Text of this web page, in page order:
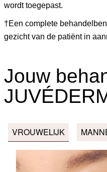
wordt toegepast.
†Een complete
gezicht van de patiënt in
Jouw
VROUWELIJK